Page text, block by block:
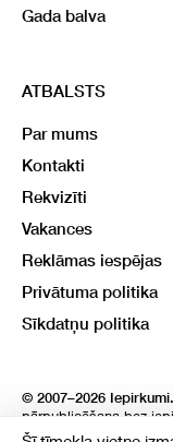
Gada balva
ATBALSTS
Par mums
Kontakti
Rekvizīti
Vakances
Reklāmas iespējas
Privātuma politika
Sīkdatņu politika
© 2007–2026
pārpublicēšana bez
atļaujas, stingri